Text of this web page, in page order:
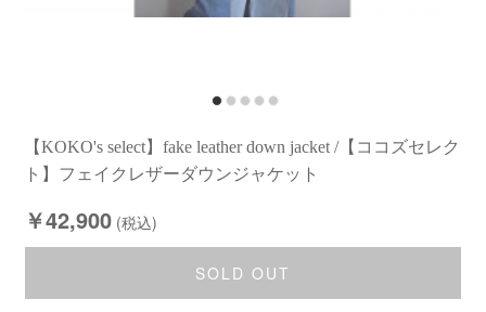
【KOKO's select】fake leather down jacket /【ココズセレク
ト】フェイクレザーダウンジャケット
￥42,900 (税込)
SOLD OUT